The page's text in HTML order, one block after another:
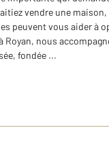
vendre une
peuvent vous aider à
Royan, nous
fondée ...